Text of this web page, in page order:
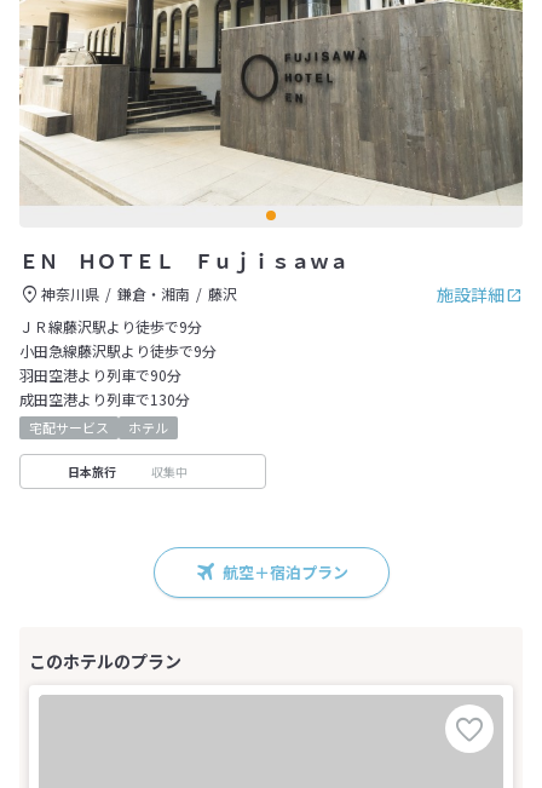
ＥＮ ＨＯＴＥＬ Ｆｕｊｉｓａｗａ
施設詳細
神奈川県 鎌倉・湘南
藤沢
ＪＲ線藤沢駅より徒歩で9分
小田急線藤沢駅より徒歩で9分
羽田空港より列車で90分
成田空港より列車で130分
宅配サービス ホテル
日本旅行 収集中
航空＋宿泊プラン